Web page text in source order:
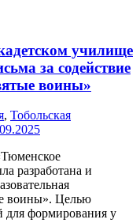
училище
за содействие
воины»
, Тобольская
разработана и
воины». Целью
для формирования у